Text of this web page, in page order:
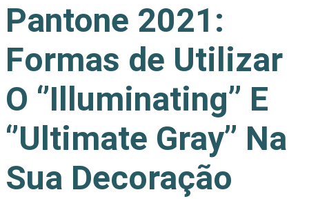
Pantone 2021:
Formas de Utilizar
O ‘’Illuminating’’ E
‘’Ultimate Gray’’ Na
Sua Decoração